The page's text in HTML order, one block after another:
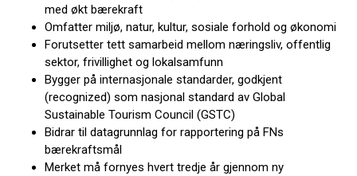
med økt bærekraft
Omfatter miljø, natur, kultur, sosiale forhold og økonomi
Forutsetter tett samarbeid mellom næringsliv, offentlig
sektor, frivillighet og lokalsamfunn
Bygger på internasjonale standarder, godkjent
(recognized) som nasjonal standard av Global
Sustainable Tourism Council (GSTC)
Bidrar til datagrunnlag for rapportering på FNs
bærekraftsmål
Merket må fornyes hvert tredje år gjennom ny